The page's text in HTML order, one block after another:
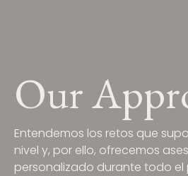
Our
Entendemos los retos que
nivel y, por ello, ofrecemos
personalizado durante todo el